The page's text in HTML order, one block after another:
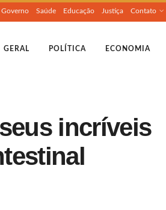
Governo Saúde Educação Justiça Contato
GERAL POLÍTICA ECONOMIA
incríveis